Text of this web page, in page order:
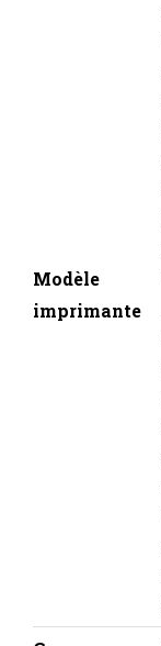
Modèle
imprimante